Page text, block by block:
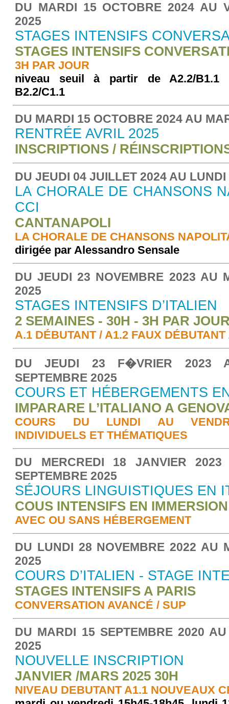
DU MARDI 15 OCTOBRE 2024 AU
2025
STAGES INTENSIFS
STAGES INTENSIFS
3H PAR JOUR
niveau seuil à partir de A2.2/B1.1
B2.2/C1.1
DU MARDI 15 OCTOBRE 2024 AU
RENTRÉE AVRIL 2025
INSCRIPTIONS /
DU JEUDI 04 JUILLET 2024 AU
LA CHORALE DE CHANSONS
CCI
CANTANAPOLI
LA CHORALE DE CHANSONS
dirigée par Alessandro Sensale
DU JEUDI 23 NOVEMBRE 2023 AU
2025
STAGES INTENSIFS D’ITALIEN
2 SEMAINES - 30H - 3H PAR
A.1 DÉBUTANT / A1.2 FAUX
DU JEUDI 23 F�VRIER 2023
SEPTEMBRE 2025
COURS ET HÉBERGEMENTS
IMPARARE L’ITALIANO A
COURS DU LUNDI AU
INDIVIDUELS ET THÉMATIQUES
DU MERCREDI 18 JANVIER
SEPTEMBRE 2025
SÉJOURS LINGUISTIQUES EN
COUS INTENSIFS EN IMMERSION
AVEC OU SANS HÉBERGEMENT
DU LUNDI 28 NOVEMBRE 2022 AU
2025
COURS D’ITALIEN - STAGE
STAGES INTENSIFS A PARIS
CONVERSATION AVANCÉ / SUP
DU MARDI 15 SEPTEMBRE 2020
2025
NOUVELLE INSCRIPTION
JANVIER /MARS 2025 30H
NIVEAU DEBUTANT A1.1 NOUVEAUX